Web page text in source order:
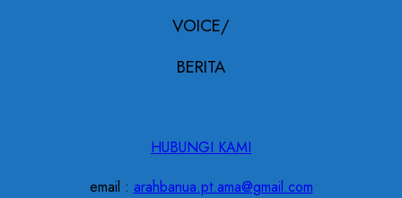
VOICE/
BERITA
HUBUNGI KAMI
email : arahbanua.pt.ama@gmail.com